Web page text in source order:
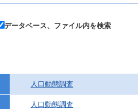
データベース、ファイル内を検索
人口動態調査
人口動態調査